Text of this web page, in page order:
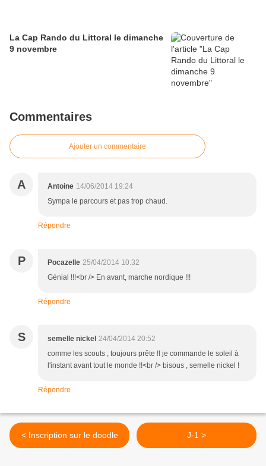
La Cap Rando du Littoral le dimanche
9 novembre
Commentaires
Ajouter un commentaire
A Antoine 14/06/2014 19:24
Sympa le parcours et pas trop chaud.
Répondre
P Pocazelle 25/04/2014 10:32
Génial !!!<br /> En avant, marche nordique !!!
Répondre
S semelle nickel 24/04/2014 20:52
comme les scouts , toujours prête !! je commande le soleil à
l'instant avant tout le monde !!<br /> bisous , semelle nickel !
Répondre
< Inscription sur le doodle J-1 >